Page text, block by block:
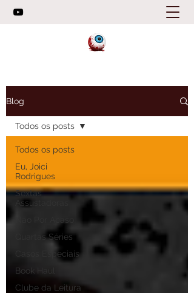
Blog
Todos os posts
Eu, Joici
Rodrigues
Sextas
Assustadoras
Quartas Séries
Casos Especiais
Book Haul
Clube da Leitura
Todos os posts